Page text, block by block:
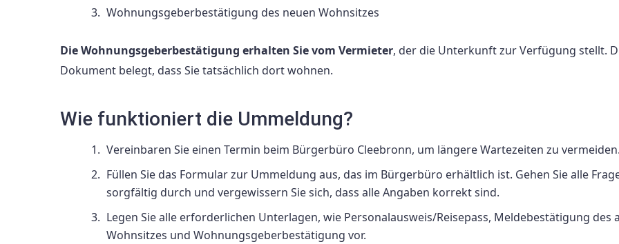
Wohnungsgeberbestätigung des neuen Wohnsitzes
Die Wohnungsgeberbestätigung erhalten Sie vom Vermieter, der die Unterkunft zur Verfügung stellt.
Dokument belegt, dass Sie tatsächlich dort wohnen.
Wie funktioniert die Ummeldung?
Vereinbaren Sie einen Termin beim Bürgerbüro Cleebronn, um längere Wartezeiten zu vermeiden.
Füllen Sie das Formular zur Ummeldung aus, das im Bürgerbüro erhältlich ist. Gehen Sie alle
sorgfältig durch und vergewissern Sie sich, dass alle Angaben korrekt sind.
Legen Sie alle erforderlichen Unterlagen, wie Personalausweis/Reisepass, Meldebestätigung des
Wohnsitzes und Wohnungsgeberbestätigung vor.